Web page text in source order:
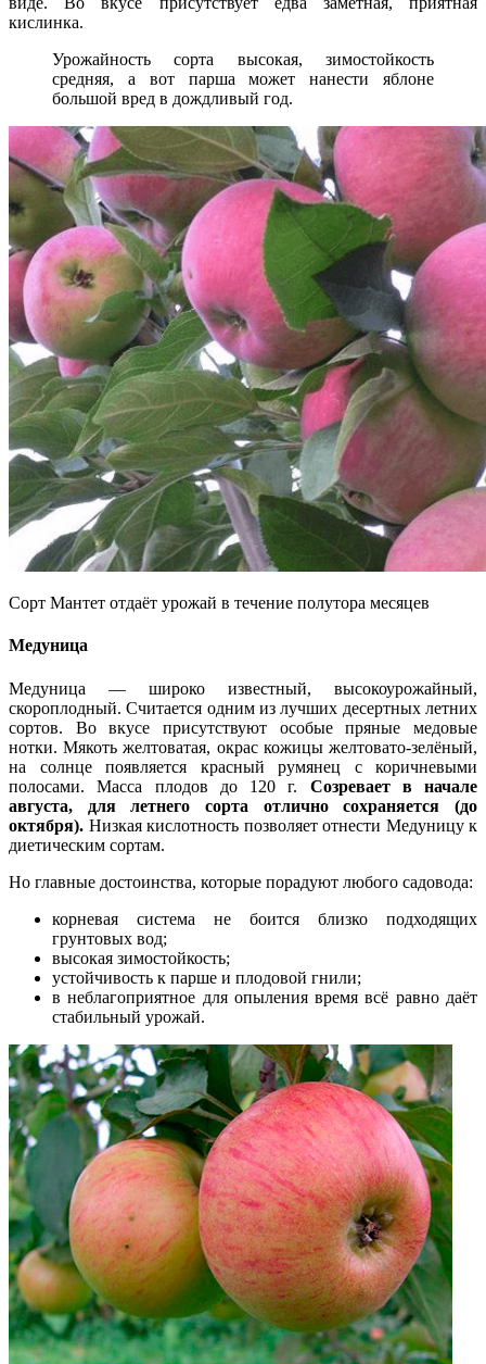
кислинка.
Урожайность сорта высокая, зимостойкость
средняя, а вот парша может нанести яблоне
большой вред в дождливый год.
Сорт Мантет отдаёт урожай в течение полутора месяцев
Медуница
Медуница — широко известный, высокоурожайный,
скороплодный. Считается одним из лучших десертных летних
сортов. Во вкусе присутствуют особые пряные медовые
нотки. Мякоть желтоватая, окрас кожицы желтовато-зелёный,
на солнце появляется красный румянец с коричневыми
полосами. Масса плодов до 120 г. Созревает в начале
августа, для летнего сорта отлично сохраняется (до
октября). Низкая кислотность позволяет отнести Медуницу к
диетическим сортам.
Но главные достоинства, которые порадуют любого садовода:
корневая система не боится близко подходящих
грунтовых вод;
высокая зимостойкость;
устойчивость к парше и плодовой гнили;
в неблагоприятное для опыления время всё равно даёт
стабильный урожай.